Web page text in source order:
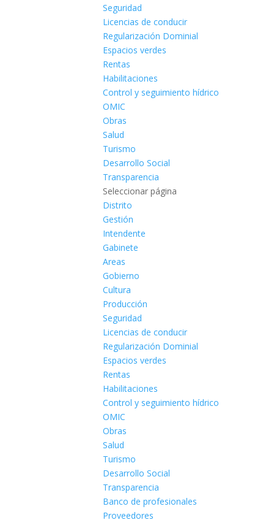
Seguridad
Licencias de conducir
Regularización Dominial
Espacios verdes
Rentas
Habilitaciones
Control y seguimiento hídrico
OMIC
Obras
Salud
Turismo
Desarrollo Social
Transparencia
Seleccionar página
Distrito
Gestión
Intendente
Gabinete
Areas
Gobierno
Cultura
Producción
Seguridad
Licencias de conducir
Regularización Dominial
Espacios verdes
Rentas
Habilitaciones
Control y seguimiento hídrico
OMIC
Obras
Salud
Turismo
Desarrollo Social
Transparencia
Banco de profesionales
Proveedores